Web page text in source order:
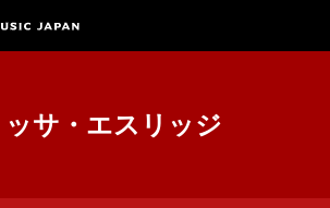
ッサ・エスリッジ